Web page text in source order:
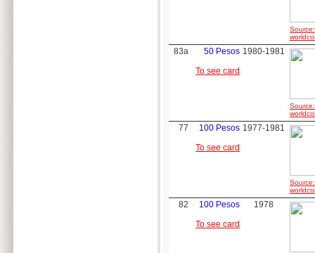
Source:
83a
50 Pesos
To see card
1980-1981
Source:
77
100 Pesos
To see card
1977-1981
Source:
82
100 Pesos
To see card
1978